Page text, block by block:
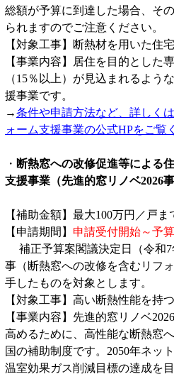
総額が予算に到達した場合、そ
られますのでご注意ください。
【対象工事】断熱材を用いた住
【事業内容】居住を目的とした
（15％以上）が見込まれるよう
援事業です。
→条件や申請方法など、詳しく
ォーム支援事業の公式HPをご覧
・ 断熱窓への改修促進等による
支援事業（先進的窓リノベ2026事
【補助金額】最大100万円／戸ま
【申請期間】 申請受付開始～予
補正予算案閣議決定日（令和
事（断熱窓への改修を含むリフ
手したものを対象とします。
【対象工事】高い断熱性能を持
【事業内容】先進的窓リノベ
高めるために、高性能な断熱窓
国の補助制度です。2050年ネッ
温室効果ガス削減目標の達成を